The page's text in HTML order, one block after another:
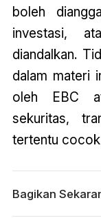
boleh
investasi,
diandalkan.
dalam materi
oleh EBC
sekuritas,
tertentu
Bagikan